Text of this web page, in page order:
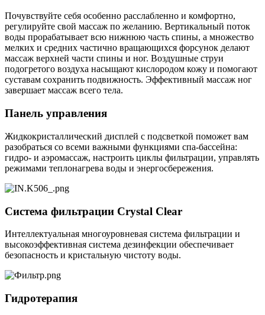
Почувствуйте себя особенно расслабленно и комфортно,
регулируйте свой массаж по желанию. Вертикальный поток
воды прорабатывает всю нижнюю часть спины, а множество
мелких и средних частично вращающихся форсунок делают
массаж верхней части спины и ног. Воздушные струи
подогретого воздуха насыщают кислородом кожу и помогают
суставам сохранить подвижность. Эффективный массаж ног
завершает массаж всего тела.
Панель управления
Жидкокристаллический дисплей с подсветкой поможет вам
разобраться со всеми важными функциями спа-бассейна:
гидро- и аэромассаж, настроить циклы фильтрации, управлять
режимами теплонагрева воды и энергосбережения.
Система фильтрации Crystal Clear
Интеллектуальная многоуровневая система фильтрации и
высокоэффективная система дезинфекции обеспечивает
безопасность и кристальную чистоту воды.
Гидротерапия